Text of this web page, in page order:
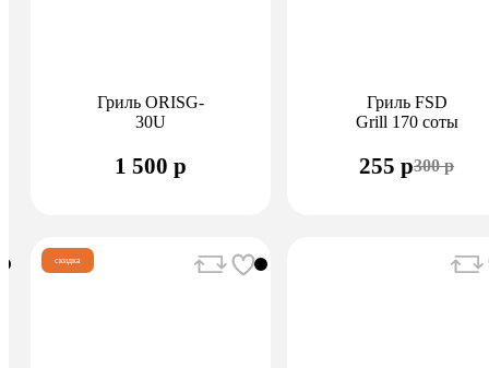
Гриль ORISG-
30U
1 500 р
Гриль FSD
Grill 170 соты
255 р300 р
скидка